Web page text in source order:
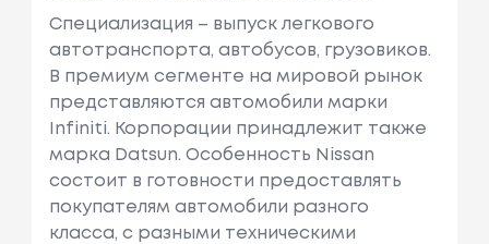
Специализация – выпуск легкового
автотранспорта, автобусов, грузовиков.
В премиум сегменте на мировой рынок
представляются автомобили марки
Infiniti. Корпорации принадлежит также
марка Datsun. Особенность Nissan
состоит в готовности предоставлять
покупателям автомобили разного
класса, с разными техническими